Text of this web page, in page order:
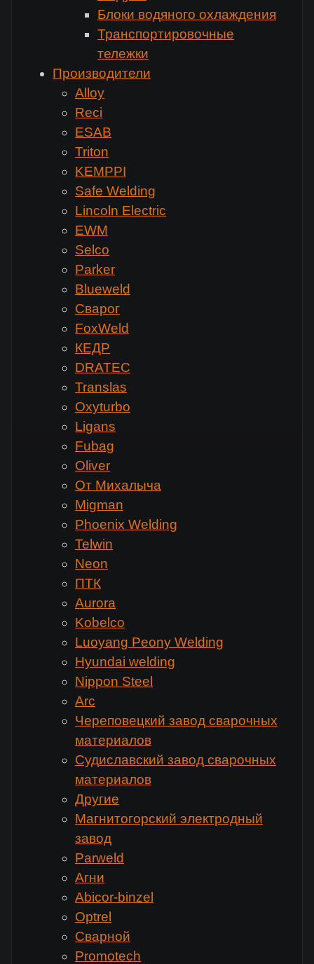
Блоки водяного охлаждения
Транспортировочные
тележки
Производители
Alloy
Reci
ESAB
Triton
KEMPPI
Safe Welding
Lincoln Electric
EWM
Selco
Parker
Blueweld
Сварог
FoxWeld
КЕДР
DRATEC
Translas
Oxyturbo
Ligans
Fubag
Oliver
От Михалыча
Migman
Phoenix Welding
Telwin
Neon
ПТК
Aurora
Kobelco
Luoyang Peony Welding
Hyundai welding
Nippon Steel
Arc
Череповецкий завод сварочных
материалов
Судиславский завод сварочных
материалов
Другие
Магнитогорский электродный
завод
Parweld
Агни
Abicor-binzel
Optrel
Сварной
Promotech